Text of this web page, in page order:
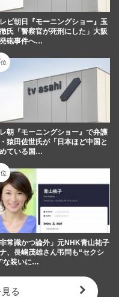
ビ朝日『モーニングショー』玉
氏「警察官が死刑にした」大阪
砲事件へ…
朝『モーニングショー』で弁護
猿田佐世氏が「日本ほど中国と
ている国…
非常識かつ論外」元NHK青山祐子
、長嶋茂雄さん弔問も“セクシ
な装いに…
る